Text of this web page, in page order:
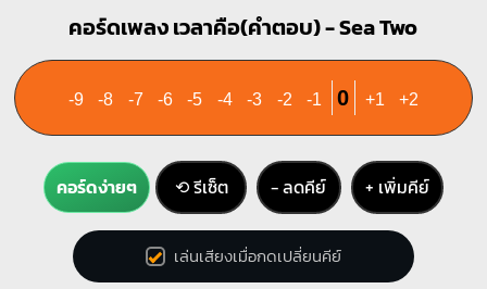
Ebm
X
6 1
1
3
4
คอร์ดเพลง เวลาคือ(คำตอบ) - Sea Two
-9 -8 -7 -6 -5 -4 -3 -2 -1 0 +1 +2
คอร์ดง่ายๆ ⟲ รีเซ็ต − ลดคีย์ + เพิ่มคีย์
เล่นเสียงเมื่อกดเปลี่ยนคีย์